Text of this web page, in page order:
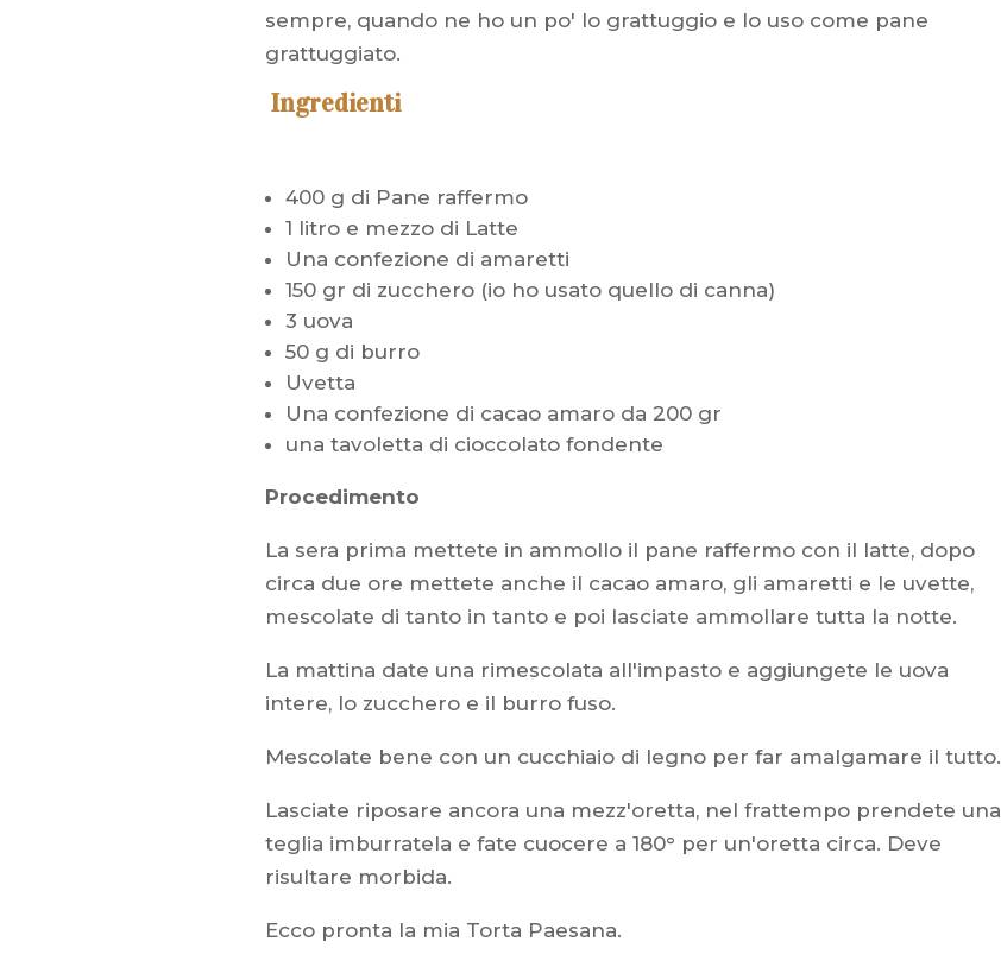
sempre, quando ne ho un po' lo grattuggio e lo uso come pane
grattuggiato.
Ingredienti
400 g di Pane raffermo
1 litro e mezzo di Latte
Una confezione di amaretti
150 gr di zucchero (io ho usato quello di canna)
3 uova
50 g di burro
Uvetta
Una confezione di cacao amaro da 200 gr
una tavoletta di cioccolato fondente
Procedimento
La sera prima mettete in ammollo il pane raffermo con il latte, dopo
circa due ore mettete anche il cacao amaro, gli amaretti e le uvette,
mescolate di tanto in tanto e poi lasciate ammollare tutta la notte.
La mattina date una rimescolata all'impasto e aggiungete le uova
intere, lo zucchero e il burro fuso.
Mescolate bene con un cucchiaio di legno per far amalgamare il tutto.
Lasciate riposare ancora una mezz'oretta, nel frattempo prendete una
teglia imburratela e fate cuocere a 180° per un'oretta circa. Deve
risultare morbida.
Ecco pronta la mia Torta Paesana.